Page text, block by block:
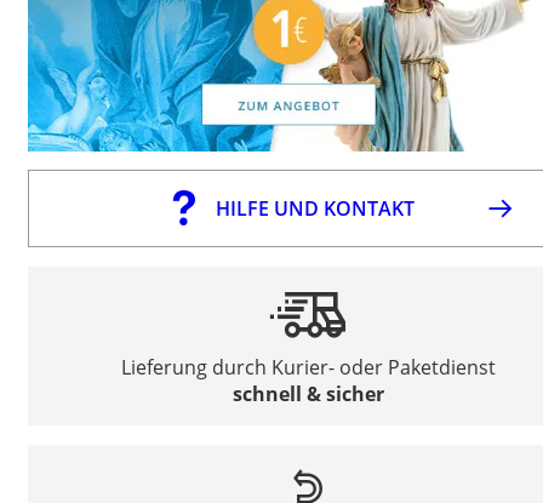
HILFE UND KONTAKT
Lieferung durch Kurier- oder Paketdienst
schnell & sicher